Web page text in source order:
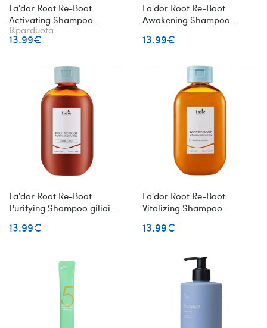
La'dor Root Re-Boot
Activating Shampoo
tonizuojantis plaukų
šampūnas
Išparduota
13.99€
La'dor Root Re-Boot
Awakening Shampoo
šampūnas
13.99€
La'dor Root Re-Boot
Purifying Shampoo giliai
13.99€
La'dor Root Re-Boot
Vitalizing Shampoo
šampūnas
13.99€